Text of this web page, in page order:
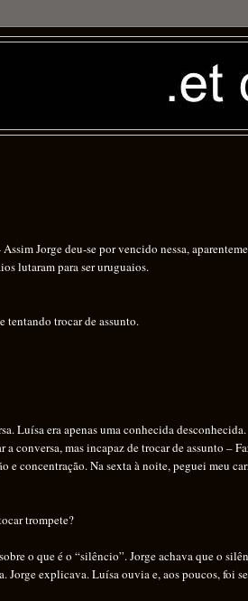
Jorge deu-se por vencido nessa,
lutaram para ser uruguaios.
tentando trocar de assunto.
Luísa era apenas uma conhecida desconhecida.
conversa, mas incapaz de trocar de assunto –
e concentração. Na sexta à noite, peguei meu
trompete?
o que é o “silêncio”. Jorge achava que o
Jorge explicava. Luísa ouvia e, aos poucos, foi